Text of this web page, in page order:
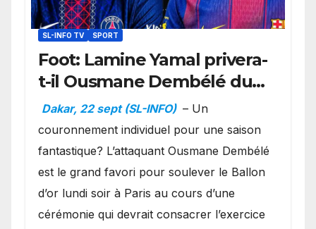
SL-INFO TV SPORT
Foot: Lamine Yamal privera-
t-il Ousmane Dembélé du
Ballon d’or ?
Dakar, 22 sept (SL-INFO) – Un
couronnement individuel pour une saison
fantastique? L’attaquant Ousmane Dembélé
est le grand favori pour soulever le Ballon
d’or lundi soir à Paris au cours d’une
cérémonie qui devrait consacrer l’exercice